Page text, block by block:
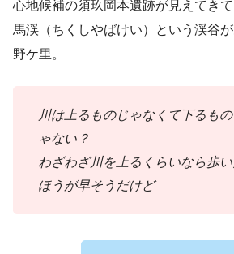
心地候補の須玖岡本遺跡が見えてき
馬渓（ちくしやばけい）という渓谷
野ケ里。
川は上るものじゃなくて下るも
ゃない？
わざわざ川を上るくらいなら歩
ほうが早そうだけど